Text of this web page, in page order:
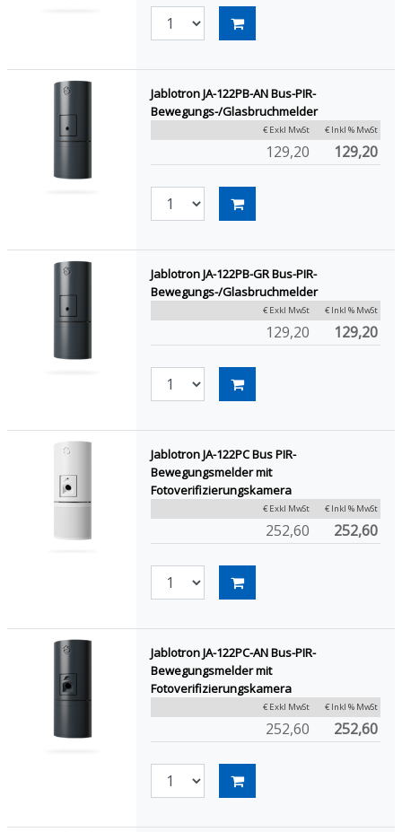
Jablotron JA-122PB-AN Bus-PIR-
Bewegungs-/Glasbruchmelder
€ Exkl MwSt € Inkl % MwSt
129,20 129,20
Jablotron JA-122PB-GR Bus-PIR-
Bewegungs-/Glasbruchmelder
€ Exkl MwSt € Inkl % MwSt
129,20 129,20
Jablotron JA-122PC Bus PIR-
Bewegungsmelder mit
Fotoverifizierungskamera
€ Exkl MwSt € Inkl % MwSt
252,60 252,60
Jablotron JA-122PC-AN Bus-PIR-
Bewegungsmelder mit
Fotoverifizierungskamera
€ Exkl MwSt € Inkl % MwSt
252,60 252,60